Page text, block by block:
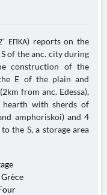
ΕΠΚΑ) reports on the
of the anc. city during
construction of the
E of the plain and
from anc. Edessa),
with sherds of
amphoriskoi) and 4
the S, a storage area